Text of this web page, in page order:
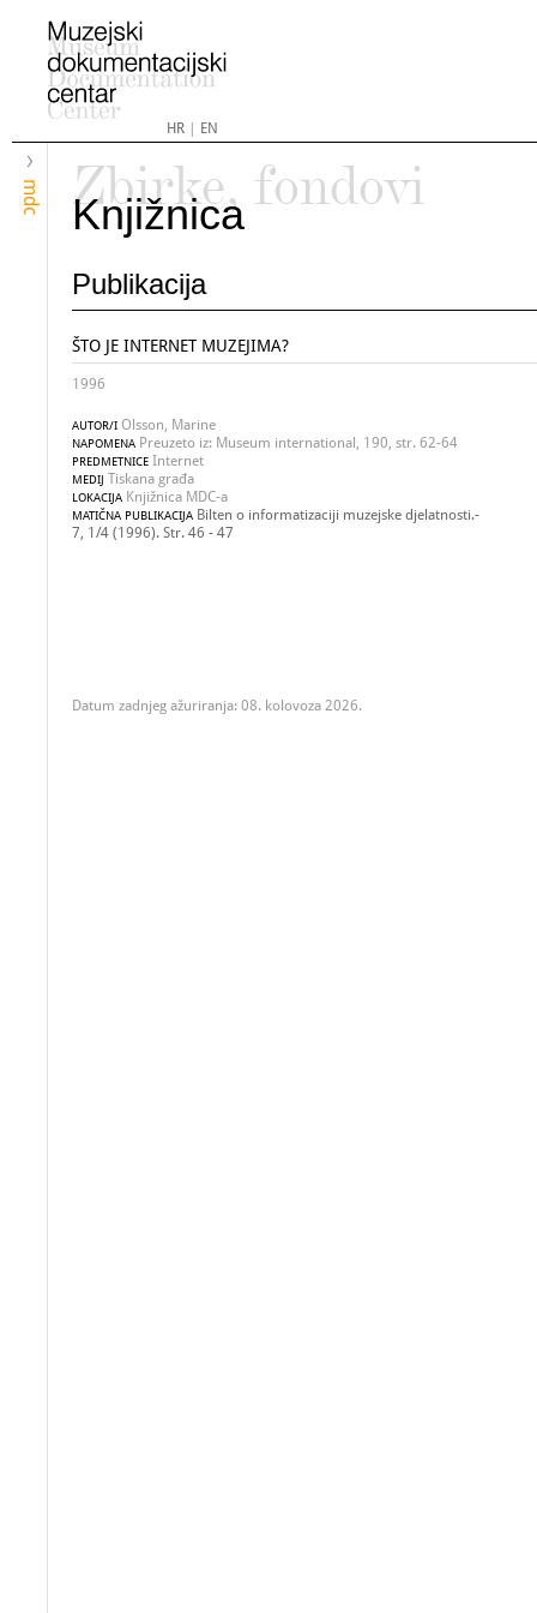
HR| EN
mdc
Zbirke, fondovi
Knjižnica
Publikacija
ŠTO JE INTERNET MUZEJIMA?
1996
AUTOR/I Olsson, Marine
NAPOMENA Preuzeto iz: Museum international, 190, str. 62-64
PREDMETNICE Internet
MEDIJ Tiskana građa
LOKACIJA Knjižnica MDC-a
MATIČNA PUBLIKACIJA Bilten o informatizaciji muzejske djelatnosti.-
7, 1/4 (1996). Str. 46 - 47
Datum zadnjeg ažuriranja: 08. kolovoza 2026.